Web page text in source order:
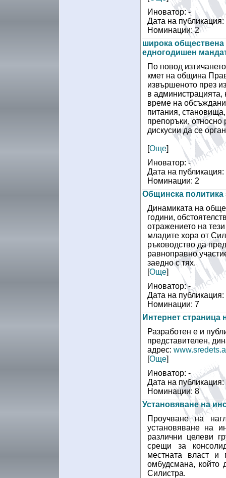
Иноватор: -
Дата на
Номинации: 2
широка обществена
едногодишен
По повод
кмет на община
извършеното през
в администрацията,
време на
питания,
препоръки, относно
дискусии да се
[Още]
Иноватор: -
Дата на
Номинации: 2
Общинска политика
Динамиката на
години,
отражението на
младите хора от
ръководство да
равноправно
заедно с тях.
[Още]
Иноватор: -
Дата на
Номинации: 7
Интернет
Разработен е и
представителен,
адрес:
[Още]
Иноватор: -
Дата на
Номинации: 8
Установяване на
Проучване на
установяване на
различни целеви
срещи за
местната власт и
омбудсмана, който
Силистра.